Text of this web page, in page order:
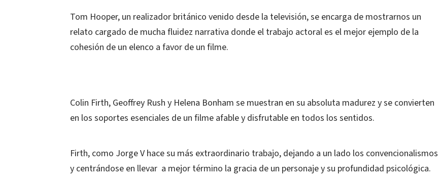
Tom Hooper, un realizador británico venido desde la televisión, se encarga de mostrarnos un
relato cargado de mucha fluidez narrativa donde el trabajo actoral es el mejor ejemplo de la
cohesión de un elenco a favor de un filme.
Colin Firth, Geoffrey Rush y Helena Bonham se muestran en su absoluta madurez y se convierten
en los soportes esenciales de un filme afable y disfrutable en todos los sentidos.
Firth, como Jorge V hace su más extraordinario trabajo, dejando a un lado los convencionalismos
y centrándose en llevar a mejor término la gracia de un personaje y su profundidad psicológica.